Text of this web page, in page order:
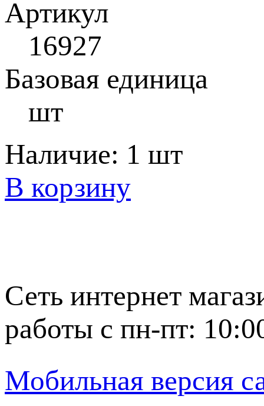
Артикул
16927
Базовая единица
шт
Наличие: 1 шт
В корзину
Сеть интернет
работы с пн-пт:
Мобильная версия